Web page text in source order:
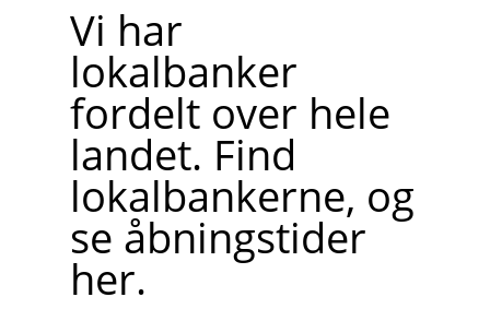
Vi har
lokalbanker
fordelt over hele
landet. Find
lokalbankerne, og
se åbningstider
her.